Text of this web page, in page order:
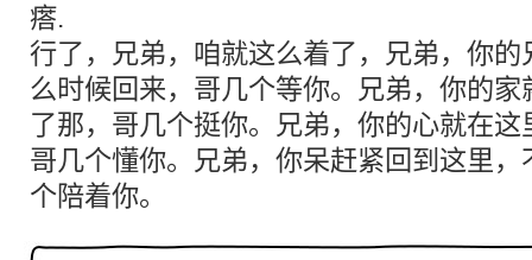
瘩.
行了，兄弟，咱就这么着了，兄弟，你
么时候回来，哥几个等你。兄弟，你的
了那，哥几个挺你。兄弟，你的心就在
哥几个懂你。兄弟，你呆赶紧回到这里
个陪着你。